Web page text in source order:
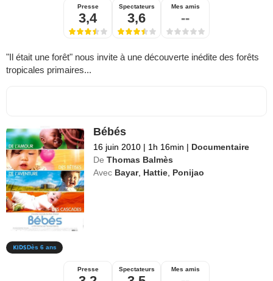
Presse
3,4
Spectateurs
3,6
Mes amis
--
"Il était une forêt" nous invite à une découverte inédite des forêts
tropicales primaires...
Bébés
16 juin 2010 | 1h 16min | Documentaire
De Thomas Balmès
Avec Bayar, Hattie Ponijao
Dès 6 ans
Presse Spectateurs Mes amis